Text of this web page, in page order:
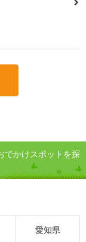
でかけスポットを探
愛知県